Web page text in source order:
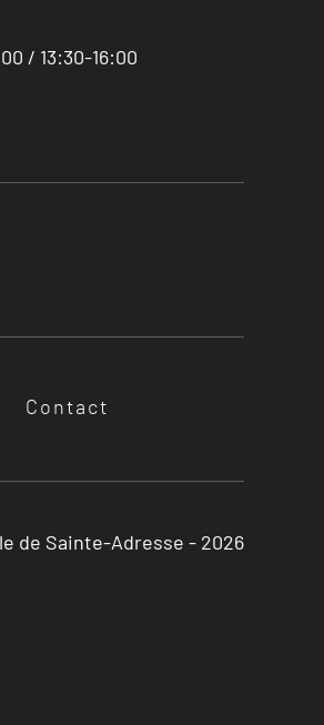
/ 13:30-16:00
Contact
de Sainte-Adresse - 2026